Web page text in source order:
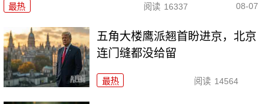
最热 阅读 16337 08-07
五角大楼鹰派翘首盼进京，北京
连门缝都没给留
最热 阅读 14564